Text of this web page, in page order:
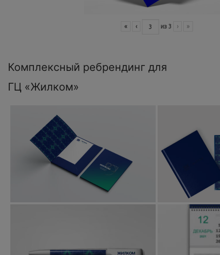
« ‹ из 3 › »
Комплексный ребрендинг для
ГЦ «Жилком»